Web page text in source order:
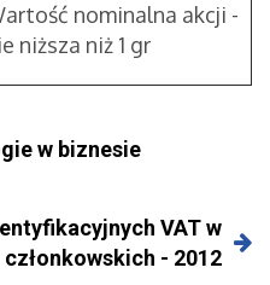
nominalna akcji -
niższa niż 1 gr
w biznesie
VAT w
- 2012